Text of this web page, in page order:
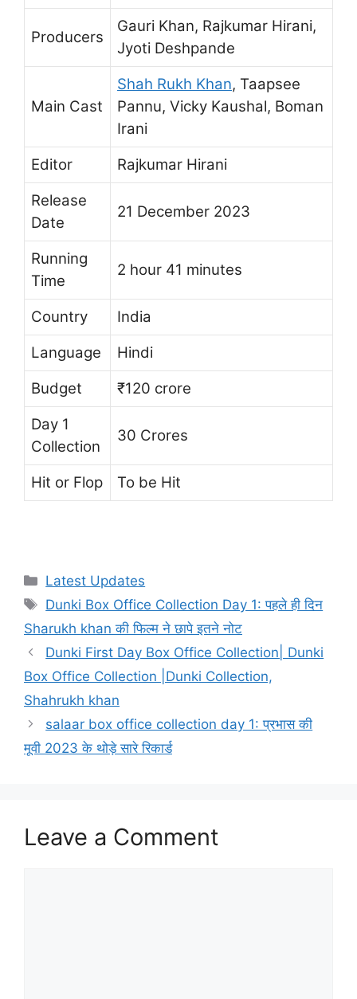
Producers
Gauri Khan, Rajkumar Hirani,
Jyoti Deshpande
Main Cast
Shah Rukh Khan, Taapsee
Pannu, Vicky Kaushal, Boman
Irani
Editor
Rajkumar Hirani
Release
Date
21 December 2023
Running
Time
2 hour 41 minutes
Country
India
Language
Hindi
Budget
₹120 crore
Day 1
Collection
30 Crores
Hit or Flop To be Hit
Categories
Latest Updates
Tags
Dunki Box Office Collection Day 1: पहले ही दिन
Sharukh khan की फिल्म ने छापे इतने नोट
Dunki First Day Box Office Collection| Dunki
Box Office Collection |Dunki Collection,
Shahrukh khan
salaar box office collection day 1: प्रभास की
मूवी 2023 के थोड़े सारे रिकार्ड
Leave a Comment